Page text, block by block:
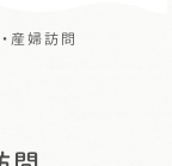
産婦訪問